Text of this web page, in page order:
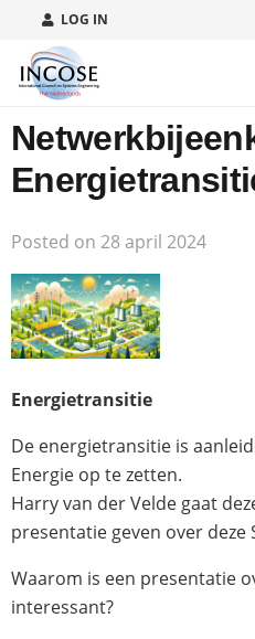
LOG IN
Posted on 28 april 2024
Energietransitie
De energietransitie is
Energie op te zetten.
Harry van der Velde gaat
presentatie geven over deze
Waarom is een presentatie
interessant?